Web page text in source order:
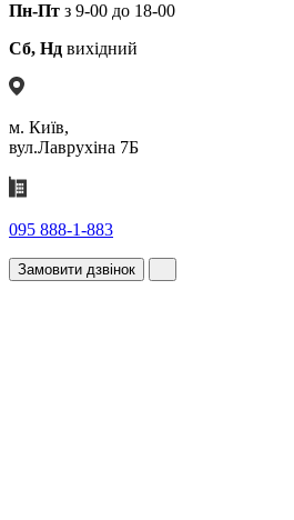
Пн-Пт з 9-00 до 18-00
Сб, Нд вихідний
м. Київ,
вул.Лаврухіна 7Б
095 888-1-883
Замовити дзвінок